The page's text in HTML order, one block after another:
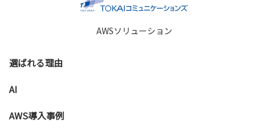
AWSソリューション
選ばれる理由
AI
AWS導入事例